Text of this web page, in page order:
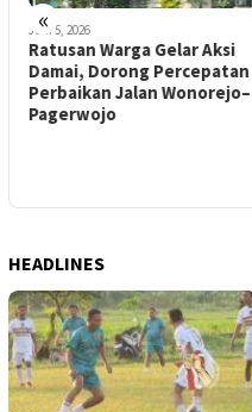
«
Juni 5, 2026
Ratusan Warga Gelar Aksi
Damai, Dorong Percepatan
Perbaikan Jalan Wonorejo–
Pagerwojo
HEADLINES